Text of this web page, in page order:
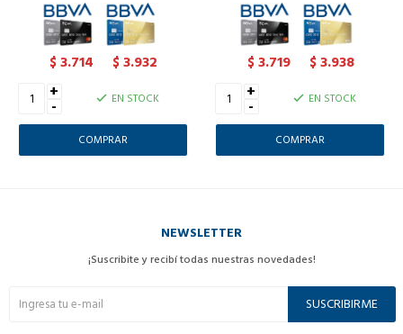
$3.714 $3.932
+
- EN STOCK
$3.719 $3.938
+
- EN STOCK
NEWSLETTER
¡Suscribite y recibí todas nuestras novedades!
SUSCRIBIRME